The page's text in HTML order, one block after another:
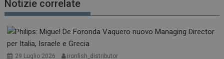
Notizie correlate
29 Luglio 2026 ironfish_distributor